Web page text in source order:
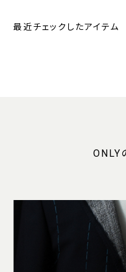
最近チェックしたアイテム
ONLY